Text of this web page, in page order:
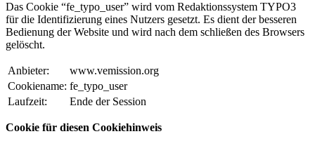
Das Cookie “fe_typo_user” wird vom Redaktionssystem TYPO3
für die Identifizierung eines Nutzers gesetzt. Es dient der besseren
Bedienung der Website und wird nach dem schließen des Browsers
gelöscht.
Anbieter:
www.vemission.org
Cookiename: fe_typo_user
Laufzeit:
Ende der Session
Cookie für diesen Cookiehinweis